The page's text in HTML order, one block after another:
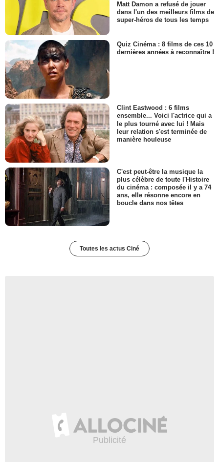
Matt Damon a refusé de jouer
dans l'un des meilleurs films de
super-héros de tous les temps
Quiz Cinéma : 8 films de ces 10
dernières années à reconnaître !
Clint Eastwood : 6 films
ensemble... Voici l'actrice qui a
le plus tourné avec lui ! Mais
leur relation s'est terminée de
manière houleuse
C'est peut-être la musique la
plus célèbre de toute l'Histoire
du cinéma : composée il y a 74
ans, elle résonne encore en
boucle dans nos têtes
Toutes les actus Ciné